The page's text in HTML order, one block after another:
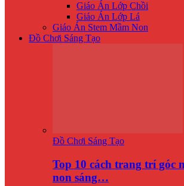
Giáo Án Lớp Chồi
Giáo Án Lớp Lá
Giáo Án Stem Mầm Non
Đồ Chơi Sáng Tạo
Đồ Chơi Sáng Tạo
Top 10 cách trang trí góc
non sáng…